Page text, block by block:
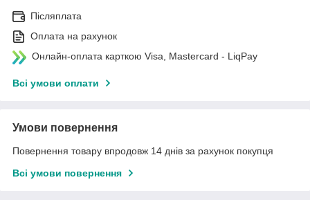
Післяплата
Оплата на рахунок
Онлайн-оплата карткою Visa, Mastercard - LiqPay
Всі умови оплати
Умови повернення
Повернення товару впродовж 14 днів за рахунок покупця
Всі умови повернення